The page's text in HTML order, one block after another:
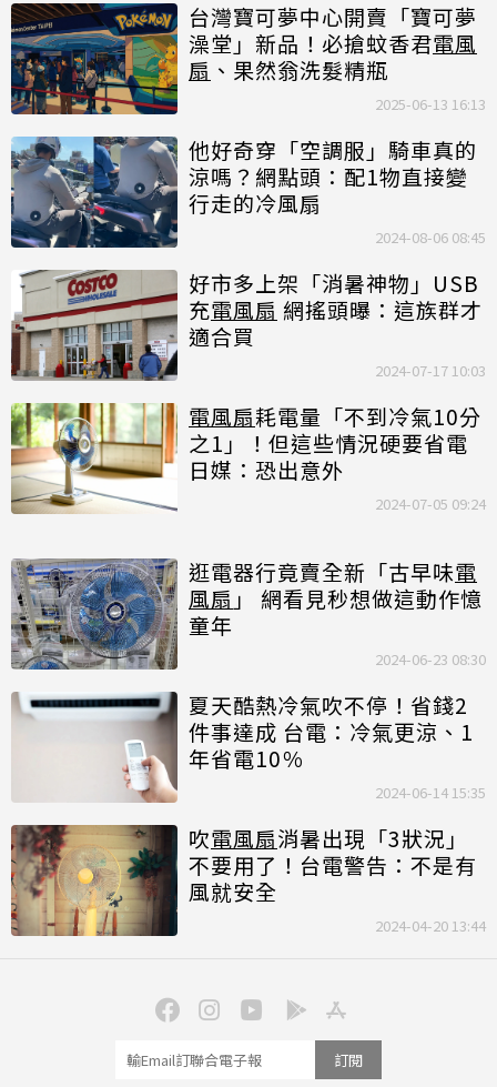
台灣寶可夢中心開賣「寶可夢
澡堂」新品！必搶蚊香君電風
扇 、果然翁洗髮精瓶
2025-06-13 16:13
他好奇穿「空調服」騎車真的
涼嗎？網點頭：配1物直接變
行走的冷風扇
2024-08-06 08:45
好市多上架「消暑神物」USB
充電風扇 網搖頭曝：這族群才
適合買
2024-07-17 10:03
電風扇耗電量「不到冷氣10分
之1」！但這些情況硬要省電
日媒：恐出意外
2024-07-05 09:24
逛電器行竟賣全新「古早味電
風扇 」 網看見秒想做這動作憶
童年
2024-06-23 08:30
夏天酷熱冷氣吹不停！省錢2
件事達成 台電：冷氣更涼、1
年省電10％
2024-06-14 15:35
吹電風扇消暑出現「3狀況」
不要用了！台電警告：不是有
風就安全
2024-04-20 13:44
訂閱